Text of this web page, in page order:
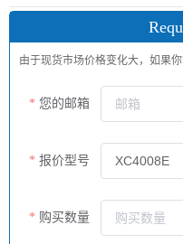
由于现货市场价格变化大，如果
您的邮箱
报价型号
购买数量